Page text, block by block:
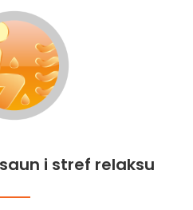
i stref relaksu